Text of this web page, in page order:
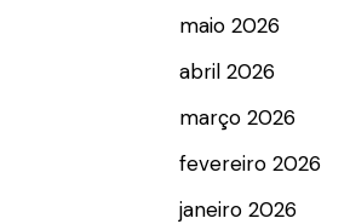
maio 2026
abril 2026
março 2026
fevereiro 2026
janeiro 2026